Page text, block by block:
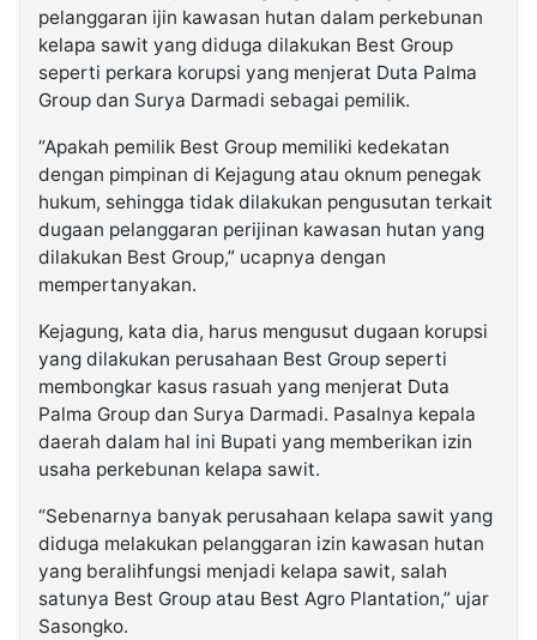
pelanggaran ijin kawasan hutan dalam perkebunan
kelapa sawit yang diduga dilakukan Best Group
seperti perkara korupsi yang menjerat Duta Palma
Group dan Surya Darmadi sebagai pemilik.
“Apakah pemilik Best Group memiliki kedekatan
dengan pimpinan di Kejagung atau oknum penegak
hukum, sehingga tidak dilakukan pengusutan terkait
dugaan pelanggaran perijinan kawasan hutan yang
dilakukan Best Group,” ucapnya dengan
mempertanyakan.
Kejagung, kata dia, harus mengusut dugaan korupsi
yang dilakukan perusahaan Best Group seperti
membongkar kasus rasuah yang menjerat Duta
Palma Group dan Surya Darmadi. Pasalnya kepala
daerah dalam hal ini Bupati yang memberikan izin
usaha perkebunan kelapa sawit.
“Sebenarnya banyak perusahaan kelapa sawit yang
diduga melakukan pelanggaran izin kawasan hutan
yang beralihfungsi menjadi kelapa sawit, salah
satunya Best Group atau Best Agro Plantation,” ujar
Sasongko.